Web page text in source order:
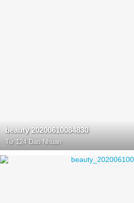
beauty 20200610084830
Từ 124 Dao Nhuan